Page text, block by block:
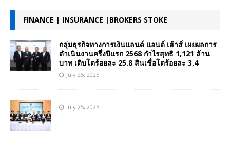
FINANCE | INSURANCE |BROKERS STOKE
กลุ่มธุรกิจทางการเงินแลนด์ แอนด์ เฮ้าส์ เผยผลการ
ดำเนินงานครึ่งปีแรก 2568 กำไรสุทธิ 1,121 ล้าน
บาท เติบโตร้อยละ 25.8 สินเชื่อโตร้อยละ 3.4
July 25, 2025
July 25, 2025